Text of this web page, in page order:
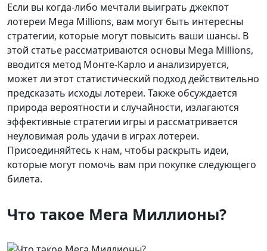
Если вы когда-либо мечтали выиграть джекпот
лотереи Mega Millions, вам могут быть интересны
стратегии, которые могут повысить ваши шансы. В
этой статье рассматриваются основы Mega Millions,
вводится метод Монте-Карло и анализируется,
может ли этот статистический подход действительно
предсказать исходы лотереи. Также обсуждается
природа вероятности и случайности, излагаются
эффективные стратегии игры и рассматривается
неуловимая роль удачи в играх лотереи.
Присоединяйтесь к нам, чтобы раскрыть идеи,
которые могут помочь вам при покупке следующего
билета.
Что такое Мега Миллионы?